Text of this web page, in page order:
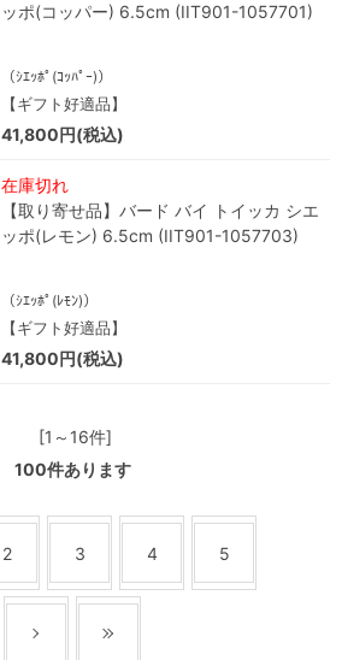
ッポ(コッパー) 6.5cm (IIT901-1057701)
（ｼｴｯﾎﾟ(ｺｯﾊﾟｰ)）
【ギフト好適品】
41,800円(税込)
在庫切れ
【取り寄せ品】バード バイ トイッカ シエ
ッポ(レモン) 6.5cm (IIT901-1057703)
（ｼｴｯﾎﾟ(ﾚﾓﾝ)）
【ギフト好適品】
41,800円(税込)
[1～16件]
100件あります
2 3 4 5